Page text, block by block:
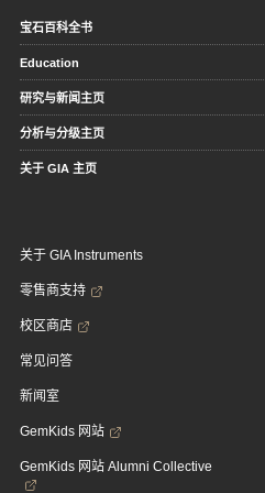
宝石百科全书
Education
研究与新闻主页
分析与分级主页
关于 GIA 主页
关于 GIA Instruments
零售商支持
校区商店
常见问答
新闻室
GemKids 网站
GemKids 网站 Alumni Collective